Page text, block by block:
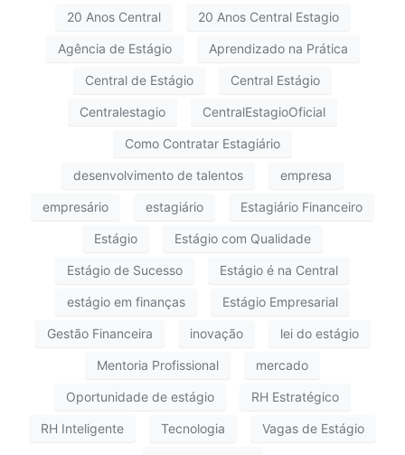
20 Anos Central 20 Anos Central Estagio
Agência de Estágio Aprendizado na Prática
Central de Estágio Central Estágio
Centralestagio CentralEstagioOficial
Como Contratar Estagiário
desenvolvimento de talentos empresa
empresário estagiário Estagiário Financeiro
Estágio Estágio com Qualidade
Estágio de Sucesso Estágio é na Central
estágio em finanças Estágio Empresarial
Gestão Financeira inovação lei do estágio
Mentoria Profissional mercado
Oportunidade de estágio RH Estratégico
RH Inteligente Tecnologia Vagas de Estágio